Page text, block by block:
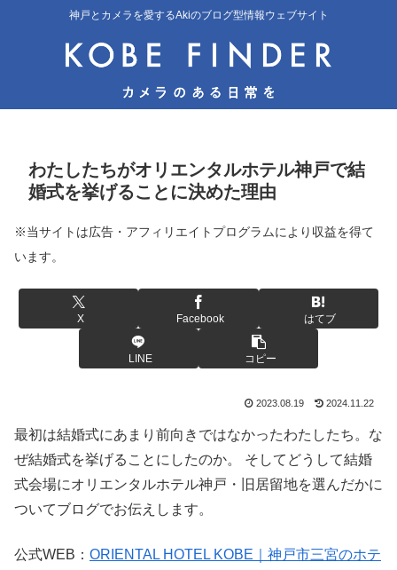
神戸とカメラを愛するAkiのブログ型情報ウェブサイト
わたしたちがオリエンタルホテル神戸で結
婚式を挙げることに決めた理由
※当サイトは広告・アフィリエイトプログラムにより収益を得て
います。
X Facebook はてブ
LINE コピー
2023.08.19 2024.11.22
最初は結婚式にあまり前向きではなかったわたしたち。な
ぜ結婚式を挙げることにしたのか。 そしてどうして結婚
式会場にオリエンタルホテル神戸・旧居留地を選んだかに
ついてブログでお伝えします。
公式WEB： ORIENTAL HOTEL KOBE｜神戸市三宮のホテ